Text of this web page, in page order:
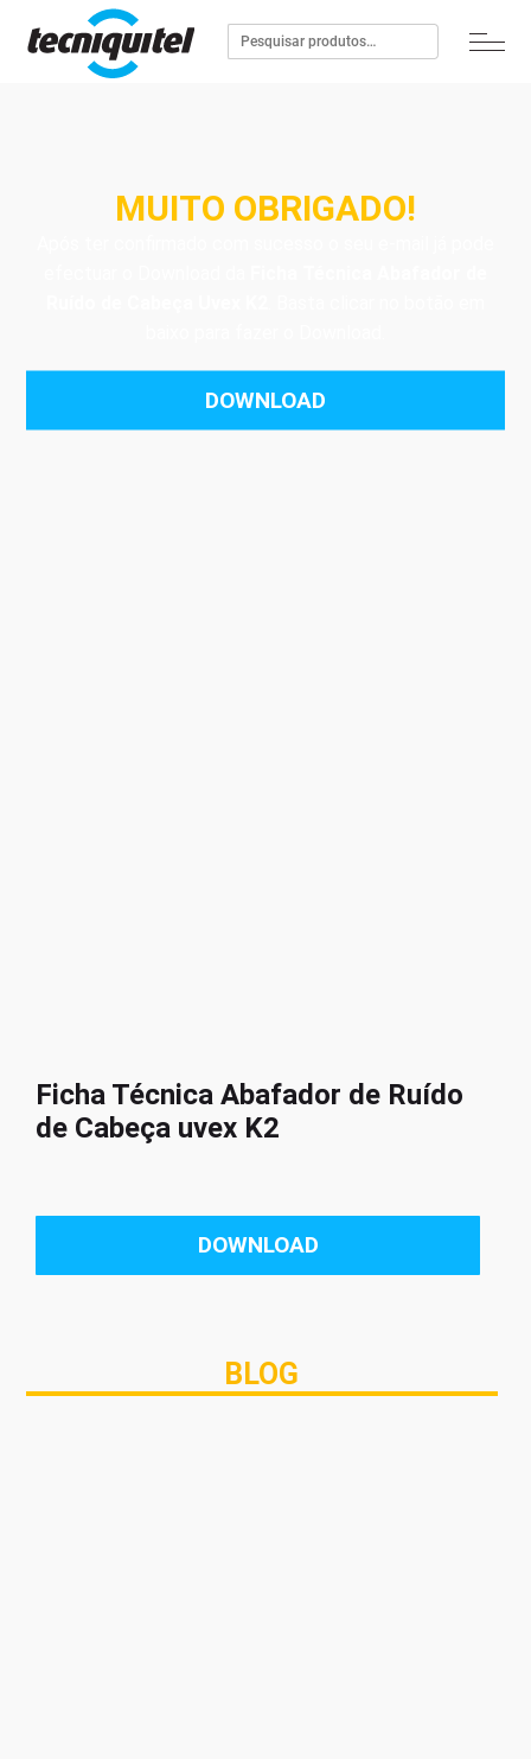
MUITO OBRIGADO!
DOWNLOAD
Ficha Técnica Abafador de Ruído
de Cabeça uvex K2
DOWNLOAD
BLOG